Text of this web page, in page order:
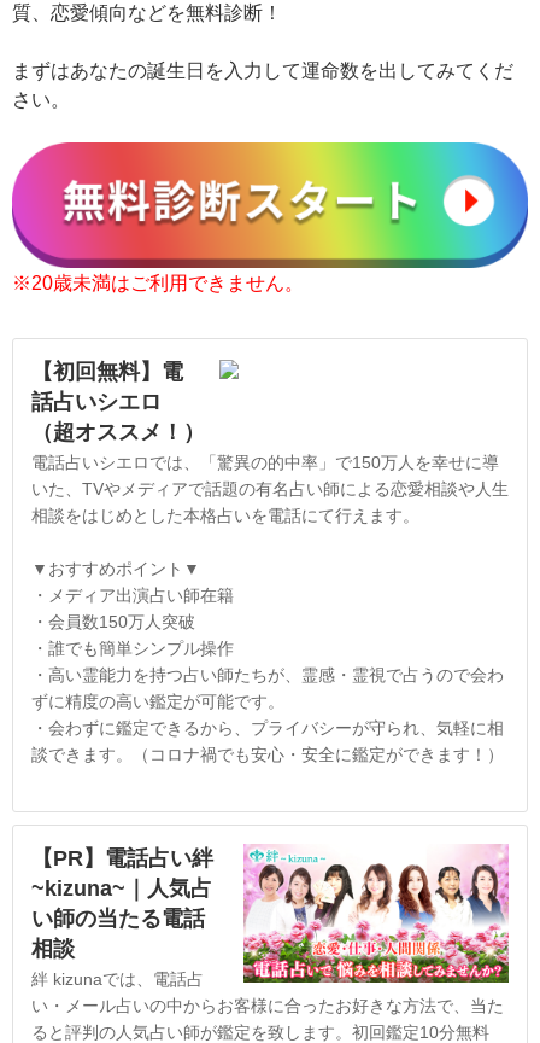
質、恋愛傾向などを無料診断！
まずはあなたの誕生日を入力して運命数を出してみてくだ
さい。
※20歳未満はご利用できません。
【初回無料】電
話占いシエロ
（超オススメ！）
電話占いシエロでは、「驚異の的中率」で150万人を幸せに導
いた、TVやメディアで話題の有名占い師による恋愛相談や人生
相談をはじめとした本格占いを電話にて行えます。
▼おすすめポイント▼
・メディア出演占い師在籍
・会員数150万人突破
・誰でも簡単シンプル操作
・高い霊能力を持つ占い師たちが、霊感・霊視で占うので会わ
ずに精度の高い鑑定が可能です。
・会わずに鑑定できるから、プライバシーが守られ、気軽に相
談できます。（コロナ禍でも安心・安全に鑑定ができます！）
【PR】電話占い絆
~kizuna~｜人気占
い師の当たる電話
相談
絆 kizunaでは、電話占
い・メール占いの中からお客様に合ったお好きな方法で、当た
ると評判の人気占い師が鑑定を致します。初回鑑定10分無料